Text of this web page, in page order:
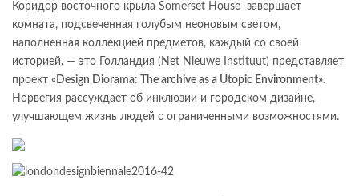
Коридор восточного крыла Somerset House завершает
комната, подсвеченная голубым неоновым светом,
наполненная коллекцией предметов, каждый со своей
историей, — это Голландия (Net Nieuwe Instituut) представляет
проект «Design Diorama: The archive as a Utopic Environment».
Норвегия рассуждает об инклюзии и городском дизайне,
улучшающем жизнь людей с ограниченными возможностями.